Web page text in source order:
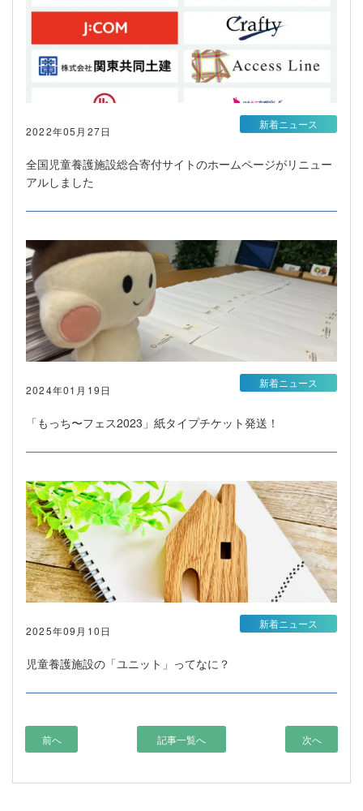
2022年05月27日
全国児童養護施設総合寄付サイトのホームページがリニュー
アルしました
新着ニュース
2024年01月19日
「もっち〜フェス2023」紙タイプチケット発送！
新着ニュース
2025年09月10日
児童養護施設の「ユニット」ってなに？
新着ニュース
前へ 記事一覧へ 次へ